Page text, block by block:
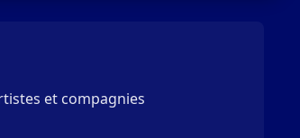
et compagnies